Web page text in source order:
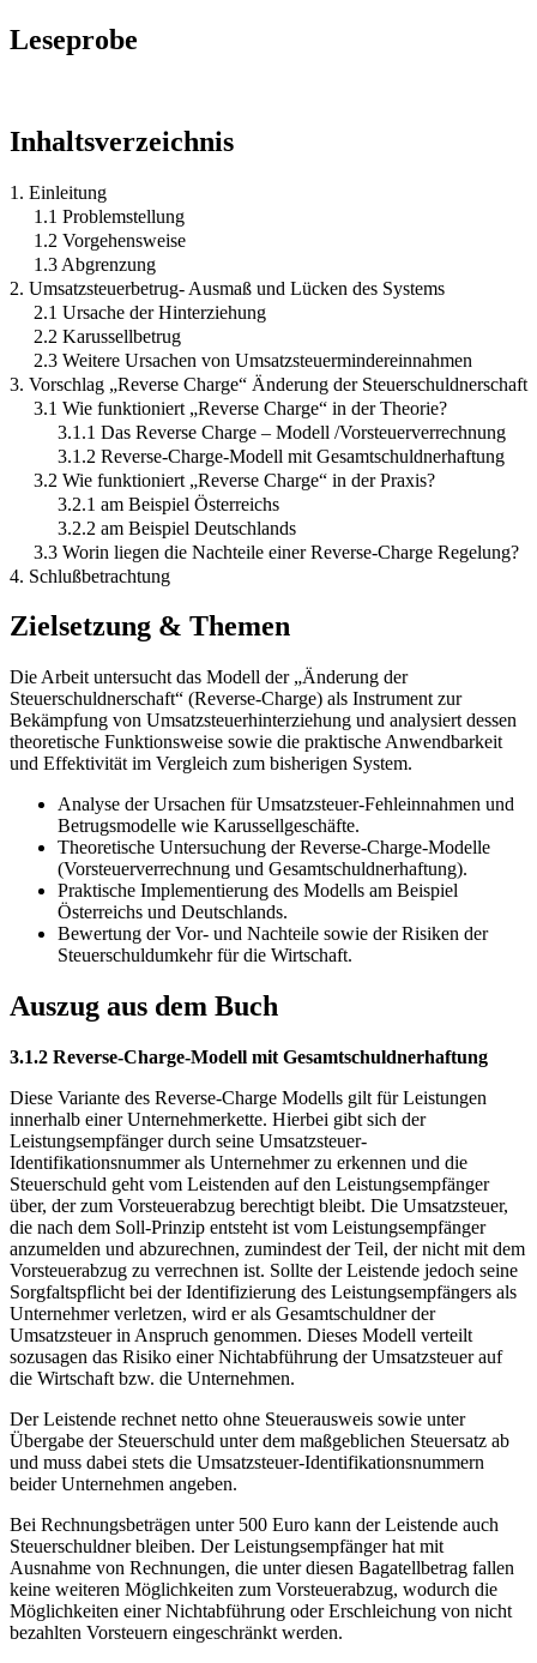
Leseprobe
Inhaltsverzeichnis
1. Einleitung
1.1 Problemstellung
1.2 Vorgehensweise
1.3 Abgrenzung
2. Umsatzsteuerbetrug- Ausmaß und Lücken des Systems
2.1 Ursache der Hinterziehung
2.2 Karussellbetrug
2.3 Weitere Ursachen von Umsatzsteuermindereinnahmen
3. Vorschlag „Reverse Charge“ Änderung der Steuerschuldnerschaft
3.1 Wie funktioniert „Reverse Charge“ in der Theorie?
3.1.1 Das Reverse Charge – Modell /Vorsteuerverrechnung
3.1.2 Reverse-Charge-Modell mit Gesamtschuldnerhaftung
3.2 Wie funktioniert „Reverse Charge“ in der Praxis?
3.2.1 am Beispiel Österreichs
3.2.2 am Beispiel Deutschlands
3.3 Worin liegen die Nachteile einer Reverse-Charge Regelung?
4. Schlußbetrachtung
Zielsetzung & Themen
Die Arbeit untersucht das Modell der „Änderung der
Steuerschuldnerschaft“ (Reverse-Charge) als Instrument zur
Bekämpfung von Umsatzsteuerhinterziehung und analysiert dessen
theoretische Funktionsweise sowie die praktische Anwendbarkeit
und Effektivität im Vergleich zum bisherigen System.
Analyse der Ursachen für Umsatzsteuer-Fehleinnahmen und
Betrugsmodelle wie Karussellgeschäfte.
Theoretische Untersuchung der Reverse-Charge-Modelle
(Vorsteuerverrechnung und Gesamtschuldnerhaftung).
Praktische Implementierung des Modells am Beispiel
Österreichs und Deutschlands.
Bewertung der Vor- und Nachteile sowie der Risiken der
Steuerschuldumkehr für die Wirtschaft.
Auszug aus dem Buch
3.1.2 Reverse-Charge-Modell mit Gesamtschuldnerhaftung
Diese Variante des Reverse-Charge Modells gilt für Leistungen
innerhalb einer Unternehmerkette. Hierbei gibt sich der
Leistungsempfänger durch seine Umsatzsteuer-
Identifikationsnummer als Unternehmer zu erkennen und die
Steuerschuld geht vom Leistenden auf den Leistungsempfänger
über, der zum Vorsteuerabzug berechtigt bleibt. Die Umsatzsteuer,
die nach dem Soll-Prinzip entsteht ist vom Leistungsempfänger
anzumelden und abzurechnen, zumindest der Teil, der nicht mit dem
Vorsteuerabzug zu verrechnen ist. Sollte der Leistende jedoch seine
Sorgfaltspflicht bei der Identifizierung des Leistungsempfängers als
Unternehmer verletzen, wird er als Gesamtschuldner der
Umsatzsteuer in Anspruch genommen. Dieses Modell verteilt
sozusagen das Risiko einer Nichtabführung der Umsatzsteuer auf
die Wirtschaft bzw. die Unternehmen.
Der Leistende rechnet netto ohne Steuerausweis sowie unter
Übergabe der Steuerschuld unter dem maßgeblichen Steuersatz ab
und muss dabei stets die Umsatzsteuer-Identifikationsnummern
beider Unternehmen angeben.
Bei Rechnungsbeträgen unter 500 Euro kann der Leistende auch
Steuerschuldner bleiben. Der Leistungsempfänger hat mit
Ausnahme von Rechnungen, die unter diesen Bagatellbetrag fallen
keine weiteren Möglichkeiten zum Vorsteuerabzug, wodurch die
Möglichkeiten einer Nichtabführung oder Erschleichung von nicht
bezahlten Vorsteuern eingeschränkt werden.